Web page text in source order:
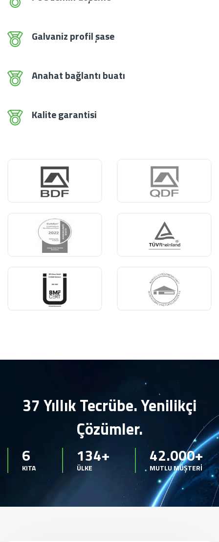
Galvaniz profil şase
Anahat bağlantı buatı
Kalite garantisi
37 Yıllık Tecrübe. Yenilikçi
Çözümler.
6
KITA
134+
ÜLKE
42.000+
MUTLU MÜŞTERİ